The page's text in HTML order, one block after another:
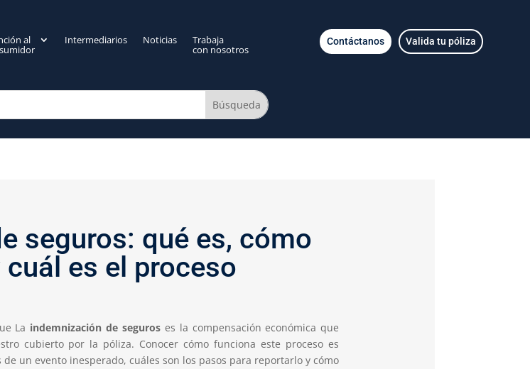
al Intermediarios Noticias Trabaja
con nosotros
Contáctanos Valida tu póliza
seguros: qué es, cómo
es el proceso
La indemnización de seguros es la compensación económica que
cubierto por la póliza. Conocer cómo funciona este proceso es
un evento inesperado, cuáles son los pasos para reportarlo y cómo